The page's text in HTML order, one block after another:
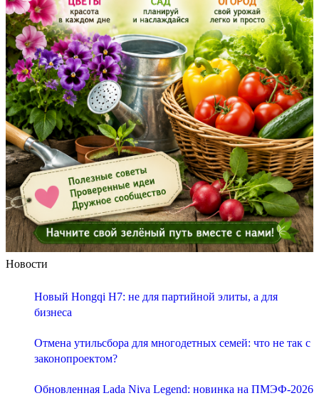
Новости
Новый Hongqi H7: не для партийной элиты, а для
бизнеса
Отмена утильсбора для многодетных семей: что не так с
законопроектом?
Обновленная Lada Niva Legend: новинка на ПМЭФ-2026